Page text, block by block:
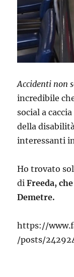
Accidenti non
incredibile
social a
della
interessanti
Ho trovato
diFreeda,
Demetre.
https://
/posts/